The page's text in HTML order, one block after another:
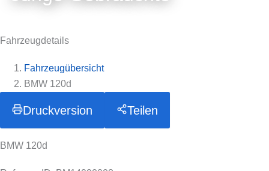
Fahrzeugdetails
Fahrzeugübersicht
BMW 120d
Druckversion Teilen
BMW 120d